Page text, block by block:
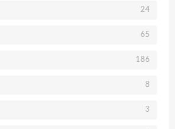
24
65
186
8
3